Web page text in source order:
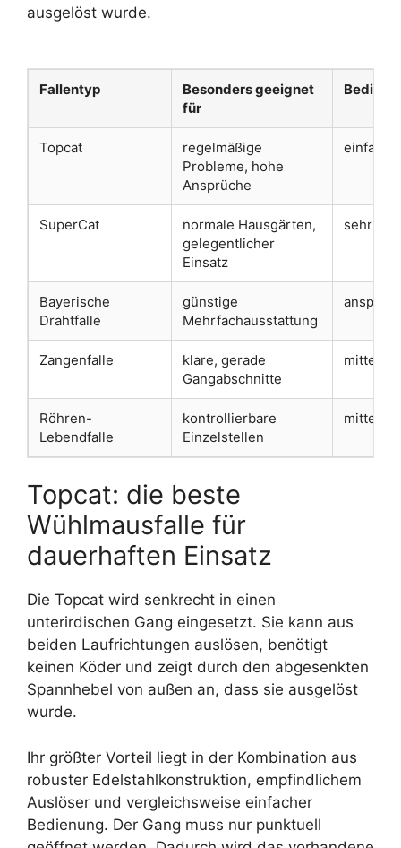
ausgelöst wurde.
Fallentyp
Besonders geeignet
für
Topcat
regelmäßige
Probleme, hohe
Ansprüche
einfach
SuperCat
normale Hausgärten,
gelegentlicher
Einsatz
sehr
Bayerische
Drahtfalle
günstige
Mehrfachausstattung
Zangenfalle
klare, gerade
Gangabschnitte
mittel
Röhren-
Lebendfalle
kontrollierbare
Einzelstellen
mittel
Topcat: die beste
Wühlmausfalle für
dauerhaften Einsatz
Die Topcat wird senkrecht in einen
unterirdischen Gang eingesetzt. Sie kann aus
beiden Laufrichtungen auslösen, benötigt
keinen Köder und zeigt durch den abgesenkten
Spannhebel von außen an, dass sie ausgelöst
wurde.
Ihr größter Vorteil liegt in der Kombination aus
robuster Edelstahlkonstruktion, empfindlichem
Auslöser und vergleichsweise einfacher
Bedienung. Der Gang muss nur punktuell